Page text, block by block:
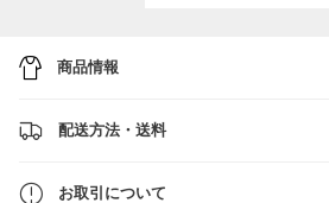
①ご注文の前に在庫確認(ご注文のタイミン
②ご注文→差額分発生するお客様に支払い案
商品情報
配送方法・送料
お取引について